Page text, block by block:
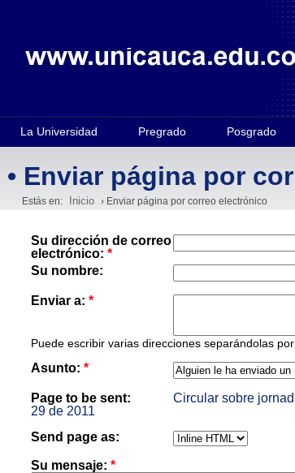
La Universidad Pregrado Posgrado
• Enviar página por
Estás en: Inicio › Enviar página por correo electrónico
Su dirección de correo
electrónico: *
Su nombre:
Enviar a: *
Puede escribir varias direcciones separándolas
Asunto: *
Page to be sent:
Circular sobre
29 de 2011
Send page as:
Su mensaje: *